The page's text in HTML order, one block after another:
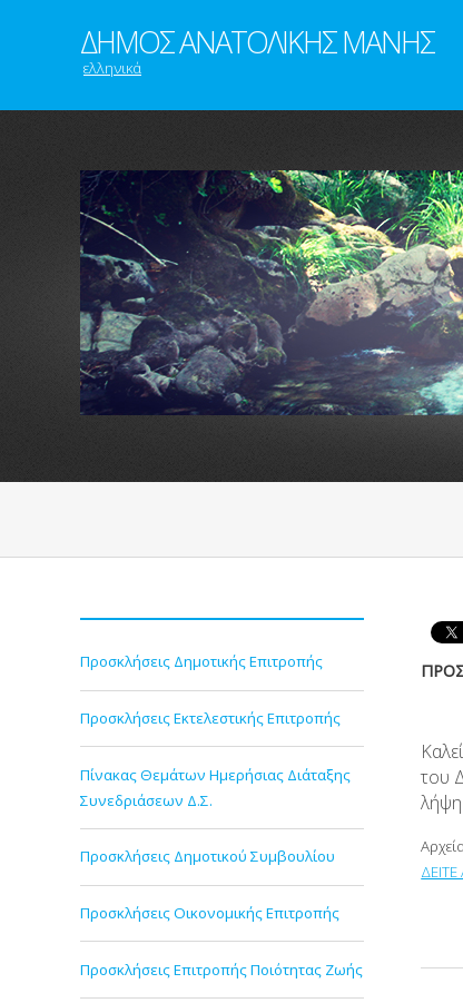
ΔΗΜΟΣ ΑΝΑΤΟΛΙΚΗΣ ΜΑΝΗΣ
ελληνικά
Προσκλήσεις Δημοτικής Επιτροπής
Προσκλήσεις Εκτελεστικής Επιτροπής
Πίνακας Θεμάτων Ημερήσιας Διάταξης
Συνεδριάσεων Δ.Σ.
Προσκλήσεις Δημοτικού Συμβουλίου
Προσκλήσεις Οικονομικής Επιτροπής
Προσκλήσεις Επιτροπής Ποιότητας Ζωής
του